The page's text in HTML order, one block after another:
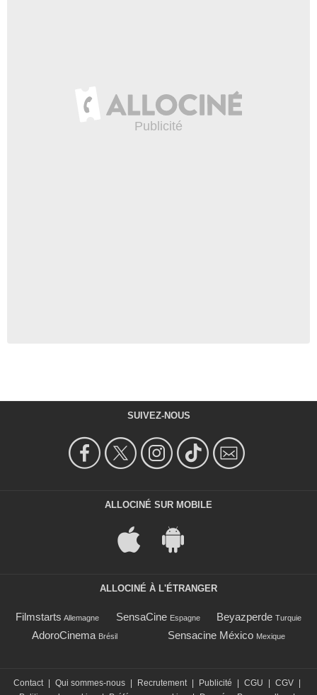
SUIVEZ-NOUS
ALLOCINÉ SUR MOBILE
ALLOCINÉ À L'ÉTRANGER
Filmstarts Allemagne SensaCine Espagne Beyazperde Turquie
AdoroCinema Brésil Sensacine México Mexique
Contact Qui sommes-nous Recrutement Publicité CGU CGV